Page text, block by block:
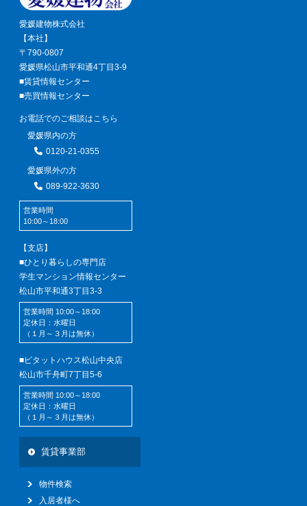
愛媛建物株式会社
【本社】
〒790-0807
愛媛県松山市平和通4丁目3-9
■賃貸情報センター
■売買情報センター
お電話でのご相談はこちら
愛媛県内の方
0120-21-0355
愛媛県外の方
089-922-3630
営業時間
10:00～18:00
【支店】
■ひとり暮らしの専門店
学生マンション情報センター
松山市平和通3丁目3-3
営業時間 10:00～18:00
定休日：水曜日
（１月～３月は無休）
■ピタットハウス松山中央店
松山市千舟町7丁目5-6
営業時間 10:00～18:00
定休日：水曜日
（１月～３月は無休）
賃貸事業部
物件検索
入居者様へ